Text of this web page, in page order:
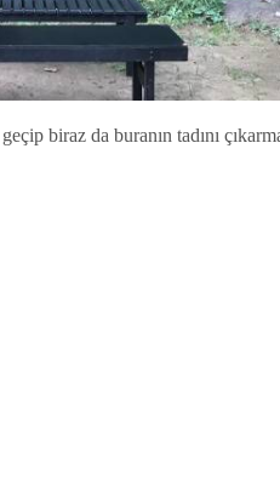
biraz da buranın tadını